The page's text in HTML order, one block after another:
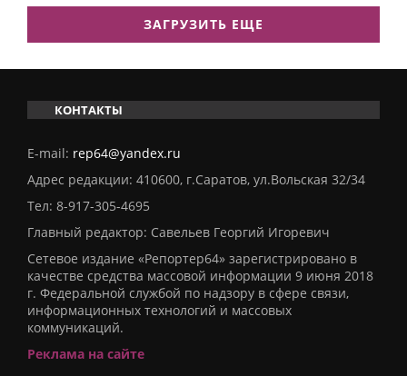
ЗАГРУЗИТЬ ЕЩЕ
КОНТАКТЫ
E-mail: rep64@yandex.ru
Адрес редакции: 410600, г.Саратов, ул.Вольская 32/34
Тел: 8-917-305-4695
Главный редактор: Савельев Георгий Игоревич
Сетевое издание «Репортер64» зарегистрировано в
качестве средства массовой информации 9 июня 2018
г. Федеральной службой по надзору в сфере связи,
информационных технологий и массовых
коммуникаций.
Реклама на сайте